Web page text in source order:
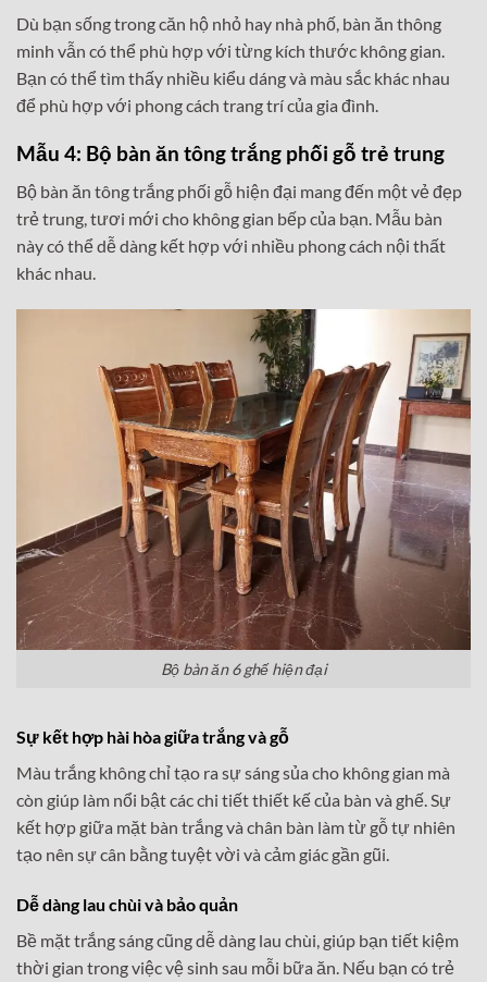
Dù bạn sống trong căn hộ nhỏ hay nhà phố, bàn ăn thông
minh vẫn có thể phù hợp với từng kích thước không gian.
Bạn có thể tìm thấy nhiều kiểu dáng và màu sắc khác nhau
để phù hợp với phong cách trang trí của gia đình.
Mẫu 4: Bộ bàn ăn tông trắng phối gỗ trẻ trung
Bộ bàn ăn tông trắng phối gỗ hiện đại mang đến một vẻ đẹp
trẻ trung, tươi mới cho không gian bếp của bạn. Mẫu bàn
này có thể dễ dàng kết hợp với nhiều phong cách nội thất
khác nhau.
Bộ bàn ăn 6 ghế hiện đại
Sự kết hợp hài hòa giữa trắng và gỗ
Màu trắng không chỉ tạo ra sự sáng sủa cho không gian mà
còn giúp làm nổi bật các chi tiết thiết kế của bàn và ghế. Sự
kết hợp giữa mặt bàn trắng và chân bàn làm từ gỗ tự nhiên
tạo nên sự cân bằng tuyệt vời và cảm giác gần gũi.
Dễ dàng lau chùi và bảo quản
Bề mặt trắng sáng cũng dễ dàng lau chùi, giúp bạn tiết kiệm
thời gian trong việc vệ sinh sau mỗi bữa ăn. Nếu bạn có trẻ